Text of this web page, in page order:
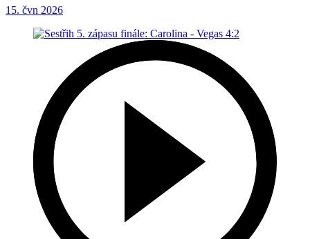
15. čvn 2026